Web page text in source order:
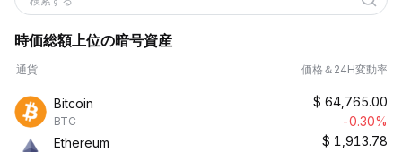
時価総額上位の暗号資産
通貨 価格＆24H変動率
Bitcoin
BTC
$ 64,765.00
-0.30%
Ethereum
$ 1,913.78